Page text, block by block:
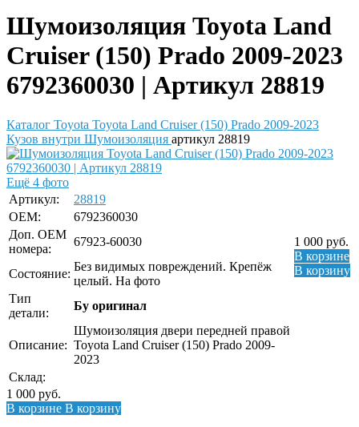
Шумоизоляция Toyota Land
Cruiser (150) Prado 2009-2023
6792360030 | Артикул 28819
Каталог Toyota Toyota Land Cruiser (150) Prado 2009-2023
Кузов внутри Шумоизоляция артикул 28819
Ещё 4 фото
Артикул:
28819
1 000 руб.
В корзине
В корзину
OEM:
6792360030
Доп. ОЕМ
номера:
67923-60030
Состояние:
Без видимых повреждений. Крепёж
целый. На фото
Тип
детали:
Бу оригинал
Описание:
Шумоизоляция двери передней правой
Toyota Land Cruiser (150) Prado 2009-
2023
Склад:
1 000 руб.
В корзине В корзину